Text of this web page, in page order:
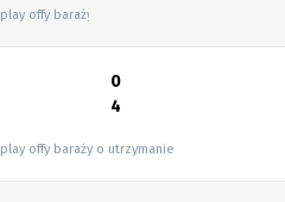
play offy baraży o utrzymanie
play offy baraży o utrzymanie
0
4